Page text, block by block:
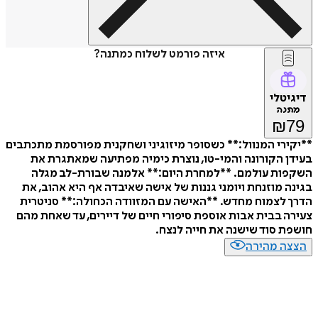
איזה פורמט לשלוח כמתנה?
דיגיטלי
מתנה
₪79
**יקירי המנוול:** כשסופר מיזוגיני ושחקנית מפורסמת מתכתבים
בעידן הקורונה והמי-טו, נוצרת כימיה מפתיעה שמאתגרת את
השקפות עולמם. **למחרת היום:** אלמנה שבורת-לב מגלה
בגינה מוזנחת ויומני גננות של אישה שאיבדה אף היא אהוב, את
הדרך לצמוח מחדש. **האישה עם המזוודה הכחולה:** סניטרית
צעירה בבית אבות אוספת סיפורי חיים של דיירים, עד שאחת מהם
חושפת סוד שישנה את חייה לנצח.
הצצה מהירה